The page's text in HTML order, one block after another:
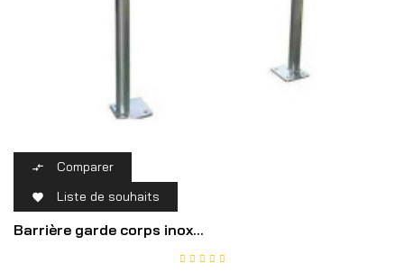
 Comparer
 Liste de souhaits
Barrière garde corps inox...